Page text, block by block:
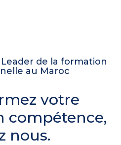
de la formation
au Maroc
votre
compétence,
nous.